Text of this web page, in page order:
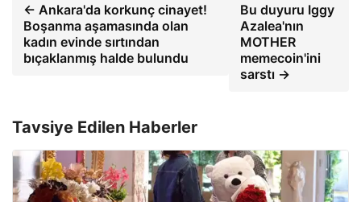
← Ankara'da korkunç cinayet!
Boşanma aşamasında olan
kadın evinde sırtından
bıçaklanmış halde bulundu
Bu duyuru Iggy
Azalea'nın
MOTHER
memecoin'ini
sarstı →
Tavsiye Edilen Haberler